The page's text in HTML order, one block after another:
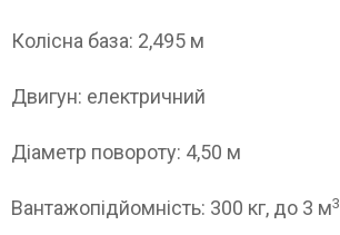
Колісна база: 2,495 м
Двигун: електричний
Діаметр повороту: 4,50 м
Вантажопідйомність: 300 кг, до 3 м3